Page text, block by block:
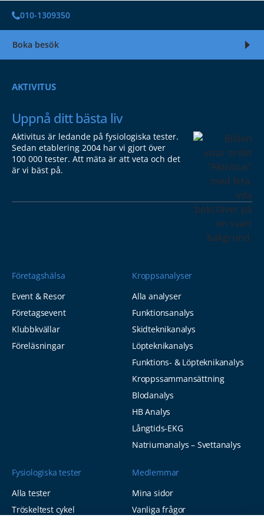
010-1309350
Boka besök
AKTIVITUS
Uppnå ditt bästa liv
Aktivitus är ledande på fysiologiska tester.
Sedan etablering 2004 har vi gjort över
100 000 tester. Att mäta är att veta och det
är vi bäst på.
Företagshälsa
Event & Resor
Företagsevent
Klubbkvällar
Föreläsningar
Kroppsanalyser
Alla analyser
Funktionsanalys
Skidteknikanalys
Löpteknikanalys
Funktions- & Löpteknikanalys
Kroppssammansättning
Blodanalys
HB Analys
Långtids-EKG
Natriumanalys – Svettanalys
Fysiologiska tester
Alla tester
Tröskeltest cykel
Medlemmar
Mina sidor
Vanliga frågor